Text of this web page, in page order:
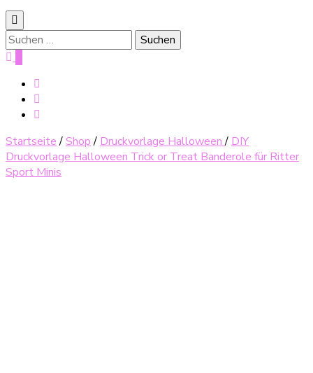
Suche
nach:
Startseite /Shop / Druckvorlage Halloween/ DIY
Druckvorlage Halloween Trick or Treat Banderole für Ritter
Sport Minis